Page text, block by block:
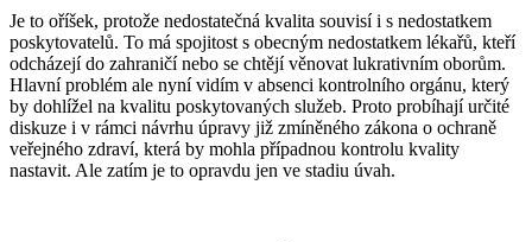
Je to oříšek, protože nedostatečná kvalita souvisí i s nedostatkem
poskytovatelů. To má spojitost s obecným nedostatkem lékařů, kteří
odcházejí do zahraničí nebo se chtějí věnovat lukrativním oborům.
Hlavní problém ale nyní vidím v absenci kontrolního orgánu, který
by dohlížel na kvalitu poskytovaných služeb. Proto probíhají určité
diskuze i v rámci návrhu úpravy již zmíněného zákona o ochraně
veřejného zdraví, která by mohla případnou kontrolu kvality
nastavit. Ale zatím je to opravdu jen ve stadiu úvah.